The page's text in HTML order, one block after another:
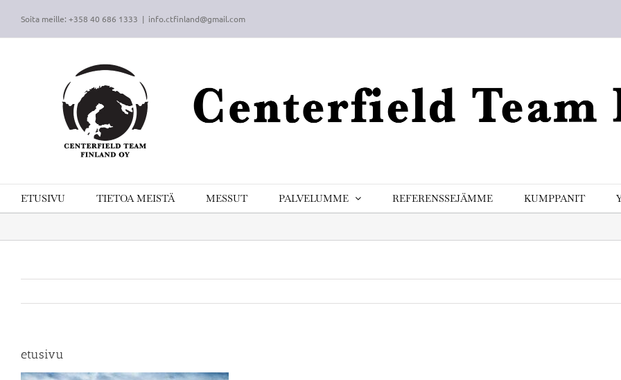
content
Soita meille: +358 40 686 1333 | info.ctfinland@gmail.com
ETUSIVU TIETOA MEISTÄ MESSUT PALVELUMME REFERENSSEJÄMME KUMPPANIT
etusivu